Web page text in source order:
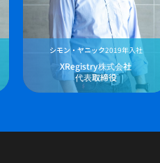
シモン・ヤニック2019年入社
XRegistry株式会社
代表取締役